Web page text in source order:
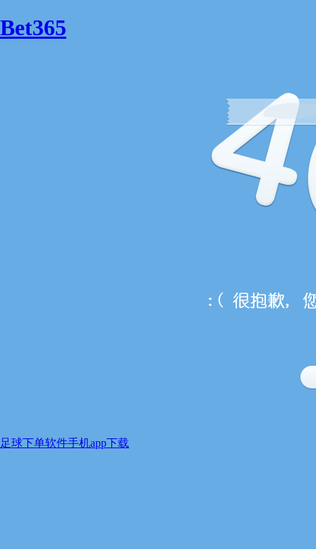
Bet365
足球下单软件手机app下载